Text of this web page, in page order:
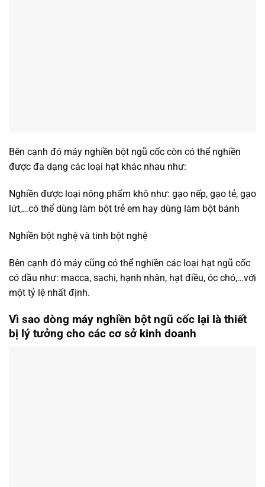
Bên cạnh đó máy nghiền bột ngũ cốc còn có thể nghiền
được đa dạng các loại hạt khác nhau như:
Nghiền được loại nông phẩm khô như: gạo nếp, gạo tẻ, gạo
lứt,…có thể dùng làm bột trẻ em hay dùng làm bột bánh
Nghiền bột nghệ và tinh bột nghệ
Bên cạnh đó máy cũng có thể nghiền các loại hạt ngũ cốc
có dầu như: macca, sachi, hạnh nhân, hạt điều, óc chó,…với
một tỷ lệ nhất định.
Vì sao dòng máy nghiền bột ngũ cốc lại là thiết
bị lý tưởng cho các cơ sở kinh doanh